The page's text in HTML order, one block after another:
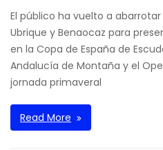
El público ha vuelto a
Ubrique y Benaocaz para
en la Copa de España de
Andalucía de Montaña y el
jornada primaveral
Read More